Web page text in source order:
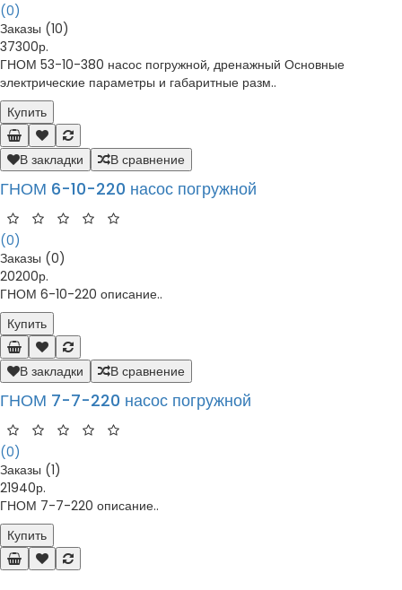
(0)
Заказы (10)
37300р.
ГНОМ 53-10-380 насос погружной, дренажный Основные
электрические параметры и габаритные разм..
Купить
В закладки В сравнение
ГНОМ 6-10-220 насос погружной
(0)
Заказы (0)
20200р.
ГНОМ 6-10-220 описание..
Купить
В закладки В сравнение
ГНОМ 7-7-220 насос погружной
(0)
Заказы (1)
21940р.
ГНОМ 7-7-220 описание..
Купить